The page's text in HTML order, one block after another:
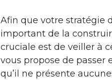
Afin que votre stratégie
important de la
cruciale est de veiller à
vous propose de passer
qu’il ne présente